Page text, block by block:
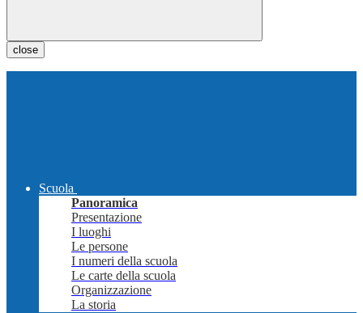
close
Scuola
Panoramica
Presentazione
I luoghi
Le persone
I numeri della scuola
Le carte della scuola
Organizzazione
La storia